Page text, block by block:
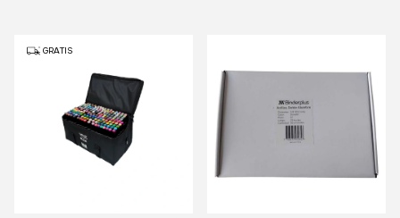
GRATIS